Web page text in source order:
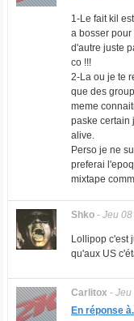
1-Le fait kil
a bosser
d'autre juste
co !!!
2-La ou je te
que des
meme
paske certain
alive.
Perso je ne
preferai
mixtape
Shko- Jeu
Lollipop c'est
qu'aux US
Carlitox - Jeu
En réponse